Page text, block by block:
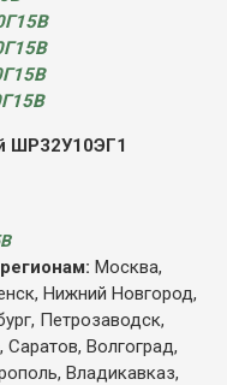
ШР32У10ЭГ1
Москва,
Нижний Новгород,
Петрозаводск,
Волгоград,
Владикавказ,